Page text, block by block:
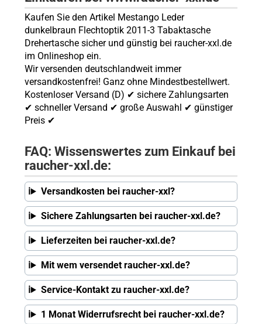
Kaufen Sie den Artikel Mestango Leder
dunkelbraun Flechtoptik 2011-3 Tabaktasche
Drehertasche sicher und günstig bei raucher-xxl.de
im Onlineshop ein.
Wir versenden deutschlandweit immer
versandkostenfrei! Ganz ohne Mindestbestellwert.
Kostenloser Versand (D) ✔ sichere Zahlungsarten
✔ schneller Versand ✔ große Auswahl ✔ günstiger
Preis ✔
FAQ: Wissenswertes zum Einkauf bei
raucher-xxl.de:
Versandkosten bei raucher-xxl?
Sichere Zahlungsarten bei raucher-xxl.de?
Lieferzeiten bei raucher-xxl.de?
Mit wem versendet raucher-xxl.de?
Service-Kontakt zu raucher-xxl.de?
1 Monat Widerrufsrecht bei raucher-xxl.de?